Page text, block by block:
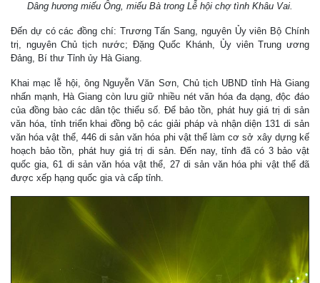
Dâng hương miếu Ông, miếu Bà trong Lễ hội chợ tình Khâu Vai.
Đến dự có các đồng chí: Trương Tấn Sang, nguyên Ủy viên Bộ Chính
trị, nguyên Chủ tịch nước; Đặng Quốc Khánh, Ủy viên Trung ương
Đảng, Bí thư Tỉnh ủy Hà Giang.
Khai mạc lễ hội, ông Nguyễn Văn Sơn, Chủ tịch UBND tỉnh Hà Giang
nhấn mạnh, Hà Giang còn lưu giữ nhiều nét văn hóa đa dạng, độc đáo
của đồng bào các dân tộc thiểu số. Để bảo tồn, phát huy giá trị di sản
văn hóa, tỉnh triển khai đồng bộ các giải pháp và nhận diện 131 di sản
văn hóa vật thể, 446 di sản văn hóa phi vật thể làm cơ sở xây dựng kế
hoạch bảo tồn, phát huy giá trị di sản. Đến nay, tỉnh đã có 3 bảo vật
quốc gia, 61 di sản văn hóa vật thể, 27 di sản văn hóa phi vật thể đã
được xếp hạng quốc gia và cấp tỉnh.